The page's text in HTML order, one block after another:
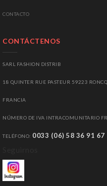
CONTACTO
CONTÁCTENOS
SARL FASHION DISTRIB
18 QUINTER RUE PASTEUR 59223 RONCQ
FRANCIA
NÚMERO DE IVA INTRACOMUNITARIO
TELÉFONO: 0033 (06) 58 36 91 67